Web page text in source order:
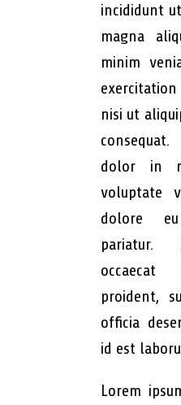
incididunt
magna
minim
nisi ut
dolor in
voluptate
dolore
pariatur.
occaecat
proident,
officia
id est
Lorem